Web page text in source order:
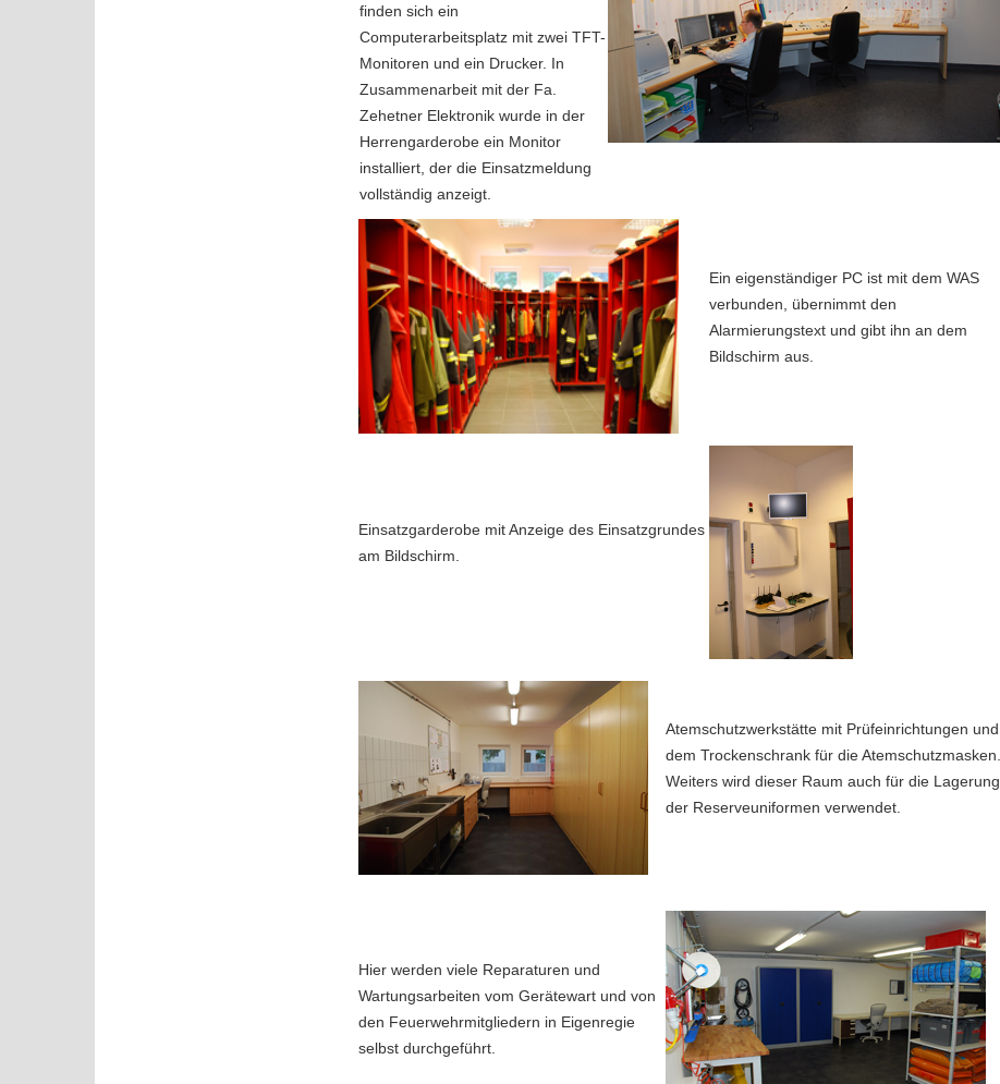
finden sich ein
Computerarbeitsplatz mit zwei TFT-
Monitoren und ein Drucker. In
Zusammenarbeit mit der Fa.
Zehetner Elektronik wurde in der
Herrengarderobe ein Monitor
installiert, der die Einsatzmeldung
vollständig anzeigt.
Ein eigenständiger PC ist mit dem WAS
verbunden, übernimmt den
Alarmierungstext und gibt ihn an dem
Bildschirm aus.
Einsatzgarderobe mit Anzeige des Einsatzgrundes
am Bildschirm.
Atemschutzwerkstätte mit Prüfeinrichtungen und
dem Trockenschrank für die Atemschutzmasken.
Weiters wird dieser Raum auch für die Lagerung
der Reserveuniformen verwendet.
Hier werden viele Reparaturen und
Wartungsarbeiten vom Gerätewart und von
den Feuerwehrmitgliedern in Eigenregie
selbst durchgeführt.